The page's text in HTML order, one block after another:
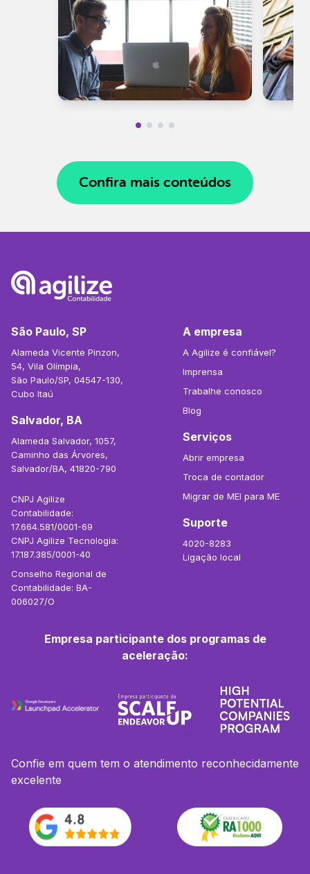
Confira mais conteúdos
São Paulo, SP
Alameda Vicente Pinzon,
54, Vila Olímpia,
São Paulo/SP, 04547-130,
Cubo Itaú
Salvador, BA
Alameda Salvador, 1057,
Caminho das Árvores,
Salvador/BA, 41820-790
CNPJ Agilize
Contabilidade:
17.664.581/0001-69
CNPJ Agilize Tecnologia:
17.187.385/0001-40
Conselho Regional de
Contabilidade: BA-
006027/O
A empresa
A Agilize é confiável?
Imprensa
Trabalhe conosco
Blog
Serviços
Abrir empresa
Troca de contador
Migrar de MEI para ME
Suporte
4020-8283
Ligação local
Empresa participante dos programas de
aceleração:
Confie em quem tem o atendimento reconhecidamente
excelente